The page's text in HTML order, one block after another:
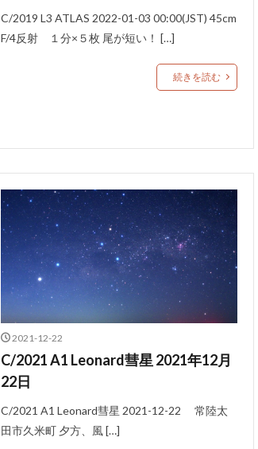
C/2019 L3 ATLAS 2022-01-03 00:00(JST) 45cm
F/4反射 １分×５枚 尾が短い！ […]
続きを読む
2021-12-22
C/2021 A1 Leonard彗星 2021年12月
22日
C/2021 A1 Leonard彗星 2021-12-22 常陸太
田市久米町 夕方、風 […]